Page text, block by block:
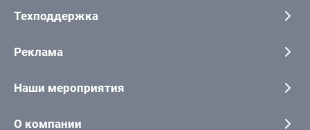
Техподдержка
Реклама
Наши мероприятия
О компании